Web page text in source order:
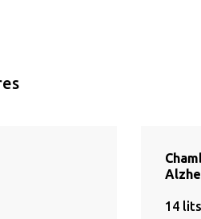
14 lits